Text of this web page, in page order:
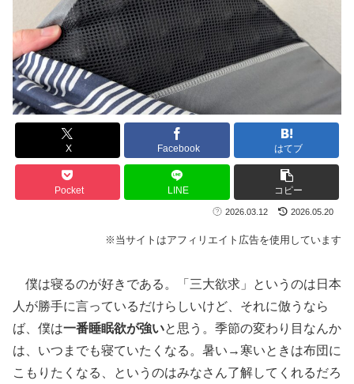
X Facebook はてブ
Pocket LINE コピー
2026.03.12 2026.05.20
※当サイトはアフィリエイト広告を使用しています
僕は寝るのが好きである。「三大欲求」というのは日本
人が勝手に言っているだけらしいけど、それに倣うなら
ば、僕は一番睡眠欲が強いと思う。季節の変わり目なんか
は、いつまでも寝ていたくなる。暑い→寒いときは布団に
こもりたくなる、というのはみなさん了解してくれるだろ